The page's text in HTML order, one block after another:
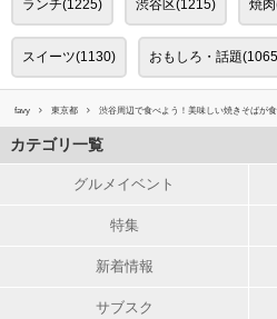
ランチ(1225) 渋谷区(1215) 焼
スイーツ(1130) おもしろ・話題
favy 東京都 渋谷周辺で食べよう！美味しい焼きそばが
カテゴリ一覧
グルメイベント
特集
新着情報
サブスク